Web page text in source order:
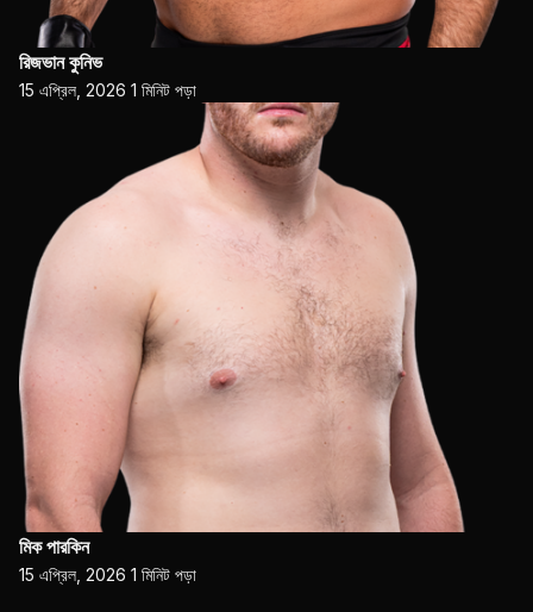
রিজভান কুনিভ
15 এপ্রিল, 2026 1 মিনিট পড়া
মিক পারকিন
15 এপ্রিল, 2026 1 মিনিট পড়া